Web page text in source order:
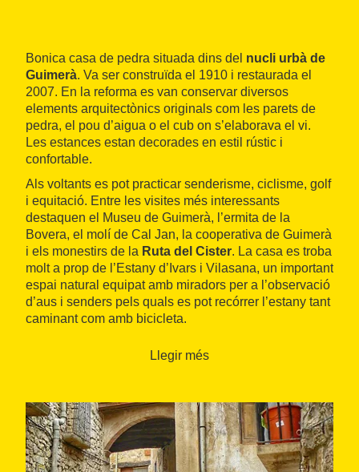
Bonica casa de pedra situada dins del nucli urbà de
Guimerà. Va ser construïda el 1910 i restaurada el
2007. En la reforma es van conservar diversos
elements arquitectònics originals com les parets de
pedra, el pou d’aigua o el cub on s’elaborava el vi.
Les estances estan decorades en estil rústic i
confortable.
Als voltants es pot practicar senderisme, ciclisme, golf
i equitació. Entre les visites més interessants
destaquen el Museu de Guimerà, l’ermita de la
Bovera, el molí de Cal Jan, la cooperativa de Guimerà
i els monestirs de la Ruta del Cister. La casa es troba
molt a prop de l’Estany d’Ivars i Vilasana, un important
espai natural equipat amb miradors per a l’observació
d’aus i senders pels quals es pot recórrer l’estany tant
caminant com amb bicicleta.
Llegir més